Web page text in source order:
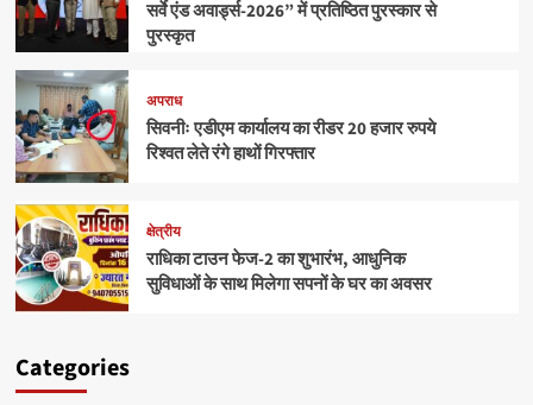
सर्वे एंड अवार्ड्स-2026” में प्रतिष्ठित पुरस्कार से
पुरस्कृत
अपराध
सिवनीः एडीएम कार्यालय का रीडर 20 हजार रुपये
रिश्वत लेते रंगे हाथों गिरफ्तार
क्षेत्रीय
राधिका टाउन फेज-2 का शुभारंभ, आधुनिक
सुविधाओं के साथ मिलेगा सपनों के घर का अवसर
Categories